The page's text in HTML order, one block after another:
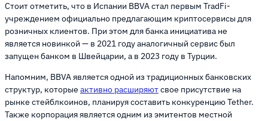
Стоит отметить, что в Испании BBVA стал первым TradFi-
учреждением официально предлагающим криптосервисы для
розничных клиентов. При этом для банка инициатива не
является новинкой — в 2021 году аналогичный сервис был
запущен банком в Швейцарии, а в 2023 году в Турции.
Напомним, BBVA является одной из традиционных банковских
структур, которые активно расширяютсвое присутствие на
рынке стейблкоинов, планируя составить конкуренцию Tether.
Также корпорация является одним из эмитентов местной